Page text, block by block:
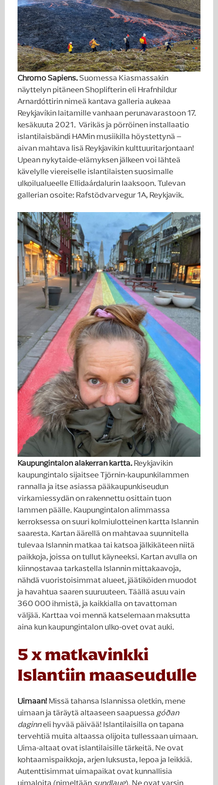
Chromo Sapiens.Suomessa Kiasmassakin
näyttelyn pitäneen Shoplifterin eli Hrafnhildur
Arnardóttirin nimeä kantava galleria aukeaa
Reykjavíkin laitamille vanhaan perunavarastoon 17.
kesäkuuta 2021. Värikäs ja pörröinen installaatio
islantilaisbändi HAMin musiikilla höystettynä –
aivan mahtava lisä Reykjavikin kulttuuritarjontaan!
Upean nykytaide-elämyksen jälkeen voi lähteä
kävelylle viereiselle islantilaisten suosimalle
ulkoilualueelle Ellidaárdalurin laaksoon. Tulevan
gallerian osoite: Rafstödvarvegur 1A, Reykjavik.
Kaupungintalon alakerran kartta.Reykjavikin
kaupungintalo sijaitsee Tjörnin-kaupunkilammen
rannalla ja itse asiassa pääkaupunkiseudun
virkamiessydän on rakennettu osittain tuon
lammen päälle. Kaupungintalon alimmassa
kerroksessa on suuri kolmiulotteinen kartta Islannin
saaresta. Kartan äärellä on mahtavaa suunnitella
tulevaa Islannin matkaa tai katsoa jälkikäteen niitä
paikkoja, joissa on tullut käyneeksi. Kartan avulla on
kiinnostavaa tarkastella Islannin mittakaavoja,
nähdä vuoristoisimmat alueet, jäätiköiden muodot
ja havahtua saaren suuruuteen. Täällä asuu vain
360 000 ihmistä, ja kaikkialla on tavattoman
väljää. Karttaa voi mennä katselemaan maksutta
aina kun kaupungintalon ulko-ovet ovat auki.
5 x matkavinkki
Islantiin maaseudulle
Uimaan!Missä tahansa Islannissa oletkin, mene
uimaan ja täräytä altaaseen saapuessagóðan
daginneli hyvää päivää! Islantilaisilla on tapana
tervehtiä muita altaassa olijoita tullessaan uimaan.
Uima-altaat ovat islantilaisille tärkeitä. Ne ovat
kohtaamispaikkoja, arjen luksusta, lepoa ja leikkiä.
Autenttisimmat uimapaikat ovat kunnallisia
uimaloita (nimeltäänsundlaug). Ne ovat varsin